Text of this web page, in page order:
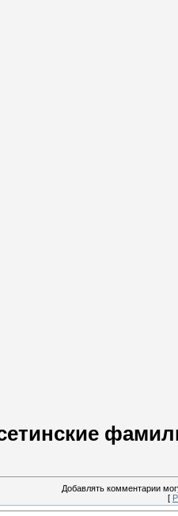
Добавлять комментарии
[